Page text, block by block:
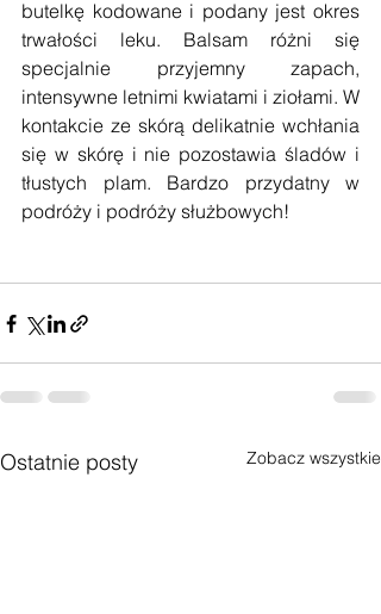
butelkę kodowane i podany jest okres
trwałości leku. Balsam różni się
specjalnie przyjemny zapach,
intensywne letnimi kwiatami i ziołami. W
kontakcie ze skórą delikatnie wchłania
się w skórę i nie pozostawia śladów i
tłustych plam. Bardzo przydatny w
podróży i podróży służbowych!
Ostatnie posty Zobacz wszystkie